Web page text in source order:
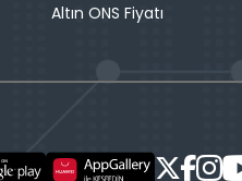
Altın ONS Fiyatı